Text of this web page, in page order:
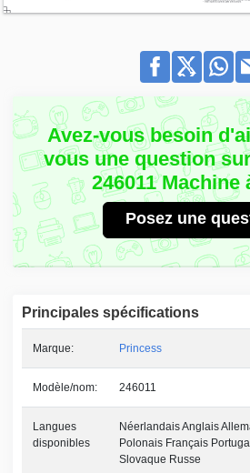
Avez-vous besoin
vous une question
246011 Machine
Posez une
Principales spécifications
Marque: Princess
Modèle/nom: 246011
Langues
disponibles
Néerlandais Anglais
Polonais Français
Slovaque Russe